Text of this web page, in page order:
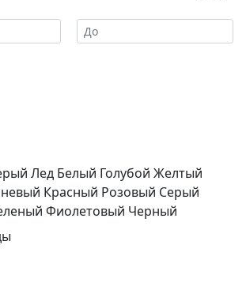
Лед Белый Голубой Желтый
Красный Розовый Серый
Фиолетовый Черный